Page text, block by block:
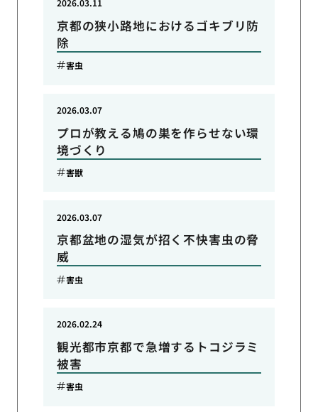
京都の狭小路地におけるゴキブリ防
除
2026.03.11
害虫
プロが教える鳩の巣を作らせない環
境づくり
2026.03.07
害獣
京都盆地の湿気が招く不快害虫の脅
威
2026.03.07
害虫
観光都市京都で急増するトコジラミ
被害
2026.02.24
害虫